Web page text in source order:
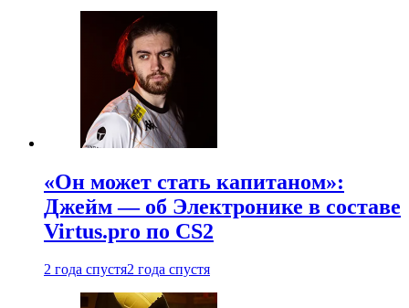
«Он может стать капитаном»:
Джейм — об Электронике в составе
Virtus.pro по CS2
2 года спустя2 года спустя